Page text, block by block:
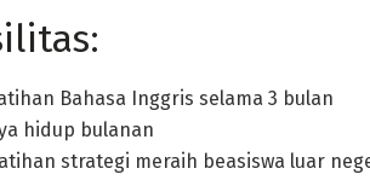
Bahasa Inggris selama 3 bulan
hidup bulanan
strategi meraih beasiswa luar